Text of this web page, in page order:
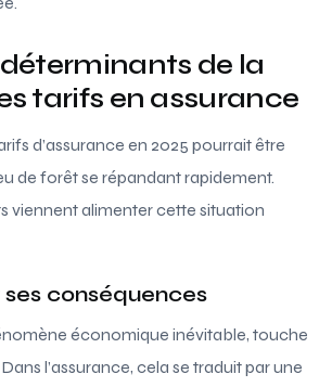
de la
tarifs en assurance
d’assurance en 2025 pourrait être
de forêt se répandant rapidement.
viennent alimenter cette situation
ses conséquences
économique inévitable, touche
l’assurance, cela se traduit par une